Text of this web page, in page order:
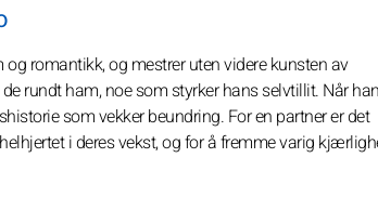
romantikk, og mestrer uten videre kunsten av
rundt ham, noe som styrker hans selvtillit. Når han
som vekker beundring. For en partner er det
i deres vekst, og for å fremme varig